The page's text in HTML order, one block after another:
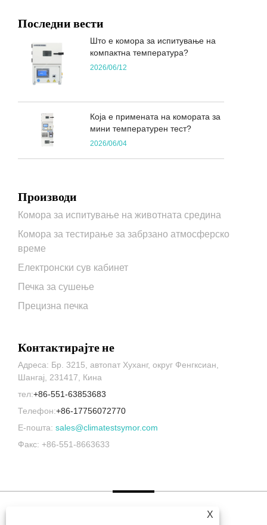
Последни вести
Што е комора за испитување на
компактна температура?
2026/06/12
Која е примената на комората за
мини температурен тест?
2026/06/04
Производи
Комора за испитување на животната средина
Комора за тестирање за забрзано атмосферско
време
Електронски сув кабинет
Печка за сушење
Прецизна печка
Контактирајте не
Адреса: Бр. 3215, автопат Хуханг, округ Фенгксиан,
Шангај, 231417, Кина
тел:+86-551-63853683
Телефон:+86-17756072770
Е-пошта: sales@climatestsymor.com
Факс: +86-551-8663633
X